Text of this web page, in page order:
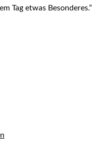
Tag etwas Besonderes.”